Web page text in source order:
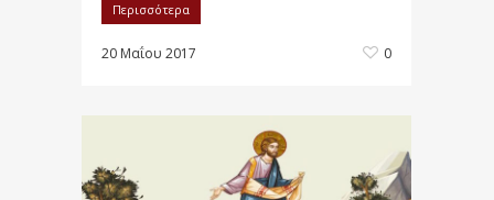
Περισσότερα
20 Μαΐου 2017 0